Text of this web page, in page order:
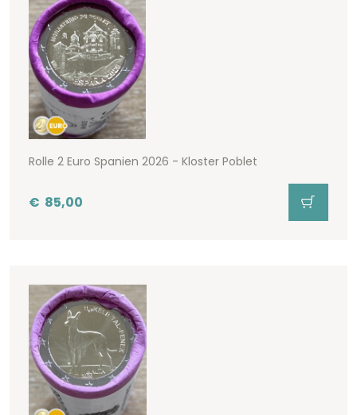
Rolle 2 Euro Spanien 2026 - Kloster Poblet
€ 85,00